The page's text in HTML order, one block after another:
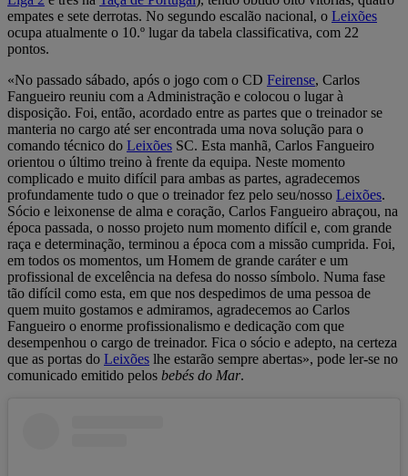
empates e sete derrotas. No segundo escalão nacional, o Leixões
ocupa atualmente o 10.º lugar da tabela classificativa, com 22
pontos.
«No passado sábado, após o jogo com o CD Feirense, Carlos
Fangueiro reuniu com a Administração e colocou o lugar à
disposição. Foi, então, acordado entre as partes que o treinador se
manteria no cargo até ser encontrada uma nova solução para o
comando técnico do Leixões SC. Esta manhã, Carlos Fangueiro
orientou o último treino à frente da equipa. Neste momento
complicado e muito difícil para ambas as partes, agradecemos
profundamente tudo o que o treinador fez pelo seu/nosso Leixões.
Sócio e leixonense de alma e coração, Carlos Fangueiro abraçou, na
época passada, o nosso projeto num momento difícil e, com grande
raça e determinação, terminou a época com a missão cumprida. Foi,
em todos os momentos, um Homem de grande caráter e um
profissional de excelência na defesa do nosso símbolo. Numa fase
tão difícil como esta, em que nos despedimos de uma pessoa de
quem muito gostamos e admiramos, agradecemos ao Carlos
Fangueiro o enorme profissionalismo e dedicação com que
desempenhou o cargo de treinador. Fica o sócio e adepto, na certeza
que as portas do Leixões lhe estarão sempre abertas», pode ler-se no
comunicado emitido pelos bebés do Mar.